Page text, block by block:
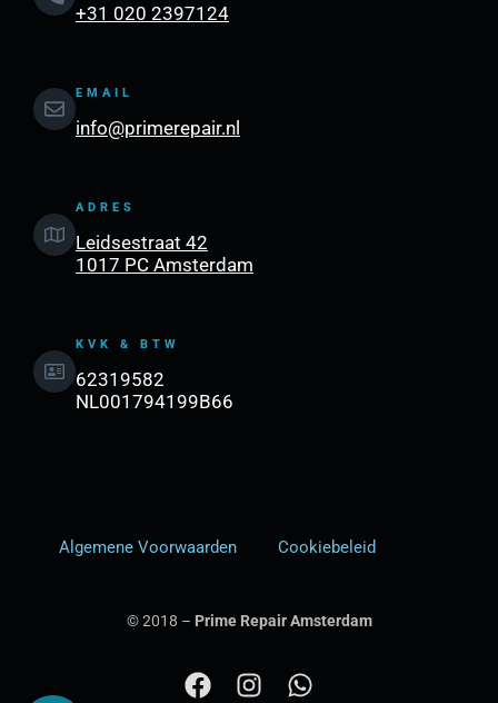
+31 020 2397124
EMAIL
info@primerepair.nl
ADRES
Leidsestraat 42
1017 PC Amsterdam
KVK & BTW
62319582
NL001794199B66
Algemene Voorwaarden Cookiebeleid
© 2018 – Prime Repair Amsterdam
F I W